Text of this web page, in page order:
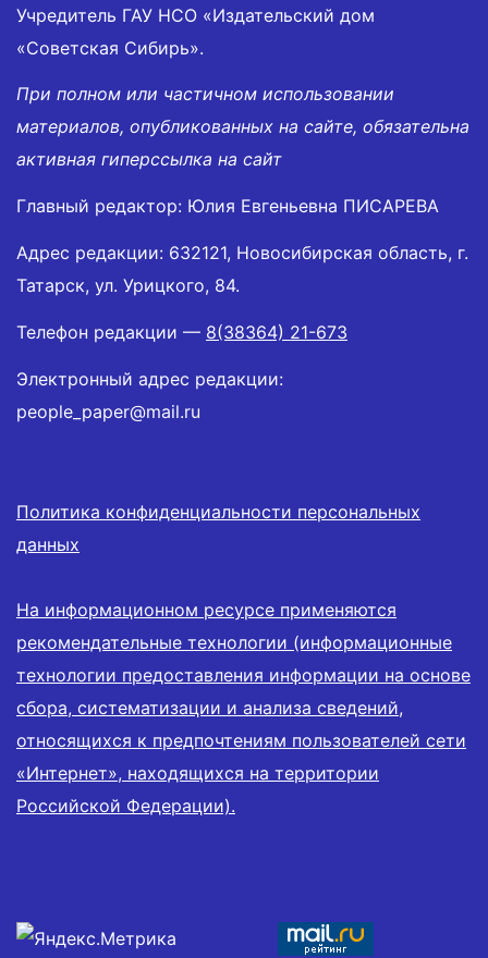
Учредитель ГАУ НСО «Издательский дом
«Советская Сибирь».
При полном или частичном использовании
материалов, опубликованных на сайте, обязательна
активная гиперссылка на сайт
Главный редактор: Юлия Евгеньевна ПИСАРЕВА
Адрес редакции: 632121, Новосибирская область, г.
Татарск, ул. Урицкого, 84.
Телефон редакции — 8(38364) 21-673
Электронный адрес редакции:
people_paper@mail.ru
Политика конфиденциальности персональных
данных
На информационном ресурсе применяются
рекомендательные технологии (информационные
технологии предоставления информации на основе
сбора, систематизации и анализа сведений,
относящихся к предпочтениям пользователей сети
«Интернет», находящихся на территории
Российской Федерации).